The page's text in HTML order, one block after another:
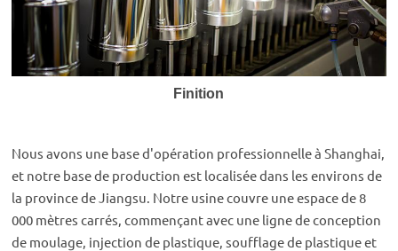
Finition
Nous avons une base d'opération professionnelle à Shanghai,
et notre base de production est localisée dans les environs de
la province de Jiangsu. Notre usine couvre une espace de 8
000 mètres carrés, commençant avec une ligne de conception
de moulage, injection de plastique, soufflage de plastique et